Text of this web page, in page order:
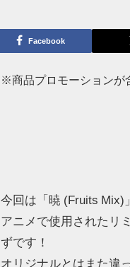
Facebook
※商品プロモーションが
今回は「暁 (Fruits Mix)
アニメで使用されたリ
ずです！
オリジナルとはまた違